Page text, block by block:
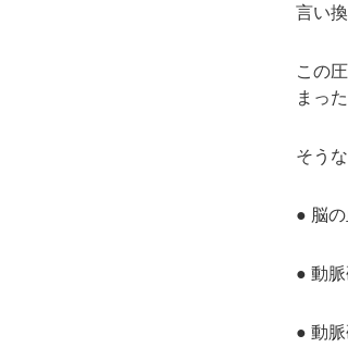
言い
この
まっ
そう
● 脳
● 動
● 動